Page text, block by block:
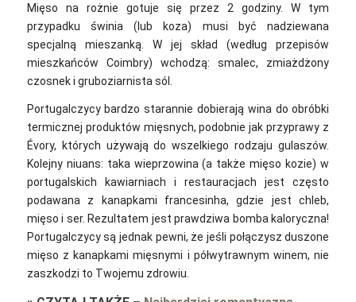
Mięso na rożnie gotuje się przez 2 godziny. W tym
przypadku świnia (lub koza) musi być nadziewana
specjalną mieszanką. W jej skład (według przepisów
mieszkańców Coimbry) wchodzą: smalec, zmiażdżony
czosnek i gruboziarnista sól.
Portugalczycy bardzo starannie dobierają wina do obróbki
termicznej produktów mięsnych, podobnie jak przyprawy z
Évory, których używają do wszelkiego rodzaju gulaszów.
Kolejny niuans: taka wieprzowina (a także mięso kozie) w
portugalskich kawiarniach i restauracjach jest często
podawana z kanapkami francesinha, gdzie jest chleb,
mięso i ser. Rezultatem jest prawdziwa bomba kaloryczna!
Portugalczycy są jednak pewni, że jeśli połączysz duszone
mięso z kanapkami mięsnymi i półwytrawnym winem, nie
zaszkodzi to Twojemu zdrowiu.